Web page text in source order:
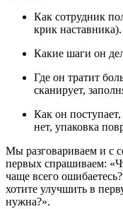
Как сотрудник
крик наставника).
Какие шаги он
Где он тратит
сканирует,
Как он
нет, упаковка
Мы разговариваем и с
первых спрашиваем:
чаще всего
хотите улучшить в
нужна?».